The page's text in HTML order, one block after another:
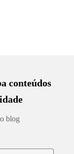
conteúdos
blog